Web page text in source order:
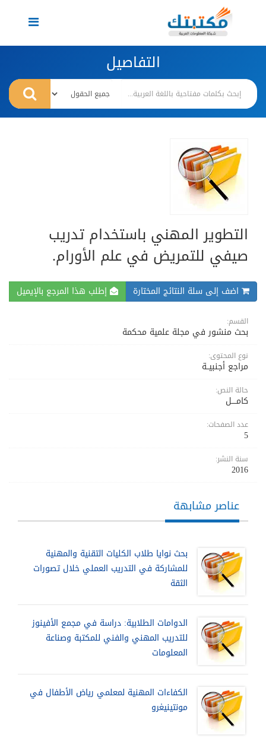
Toggle
navigation
التفاصيل
التطوير المهني باستخدام تدريب
صيفي للتمريض في علم الأورام.
اضف إلى سلة النتائج المختارة إطلب هذا المرجع بالإيميل
القسم:
بحث منشور في مجلة علمية محكمة
نوع المحتوى:
مراجع أجنبيــة
حالة النص:
كامــــل
عدد الصفحات:
5
سنة النشر:
2016
عناصر مشابهة
بحث نوايا طلاب الكليات التقنية والمهنية
للمشاركة في التدريب العملي خلال تصورات
الثقة
الدوامات الطلابية: دراسة في مجمع الأفينوز
للتدريب المهني والفني للمكتبة وصناعة
المعلومات
الكفاءات المهنية لمعلمي رياض الأطفال في
مونتينيغرو